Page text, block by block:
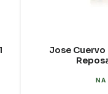
Jose Cuervo
NA